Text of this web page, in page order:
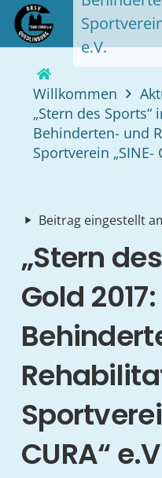
e.V.
Willkommen
„Stern des Sports“
Behinderten- und
Sportverein „SINE-
play_arrow Beitrag eingestellt
„Stern
Gold 2017:
CURA“